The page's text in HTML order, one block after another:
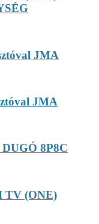
JMA
JMA
8P8C
TV (ONE)